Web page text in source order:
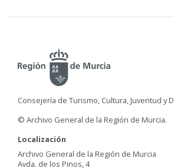
Consejería de Turismo, Cultura, Juventud y
© Archivo General de la Región de Murcia.
Localización
Archivo General de la Región de Murcia
Avda. de los Pinos, 4